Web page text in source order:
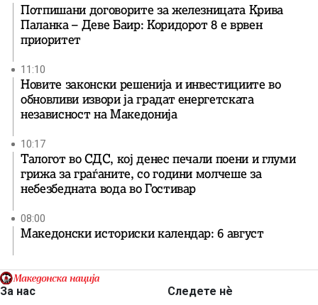
Потпишани договорите за железницата Крива
Паланка – Деве Баир: Коридорот 8 е врвен
приоритет
11:10
Новите законски решенија и инвестициите во
обновливи извори ја градат енергетската
независност на Македонија
10:17
Талогот во СДС, кој денес печали поени и глуми
грижа за граѓаните, со години молчеше за
небезбедната вода во Гостивар
08:00
Македонски историски календар: 6 август
За нас
Следете нѐ